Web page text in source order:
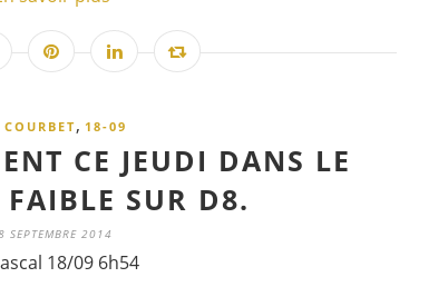
COURBET, 18-09
CE JEUDI DANS LE
SUR D8.
SEPTEMBRE 2014
18/09 6h54